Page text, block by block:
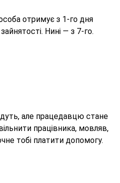
отримує з 1-го дня
Нині — з 7-го.
але працедавцю стане
працівника, мовляв,
тобі платити допомогу.